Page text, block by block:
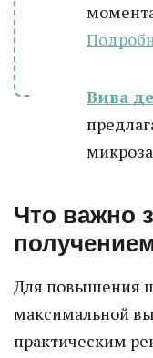
Вива
Что важно
Для повышения
максимальной
практическим